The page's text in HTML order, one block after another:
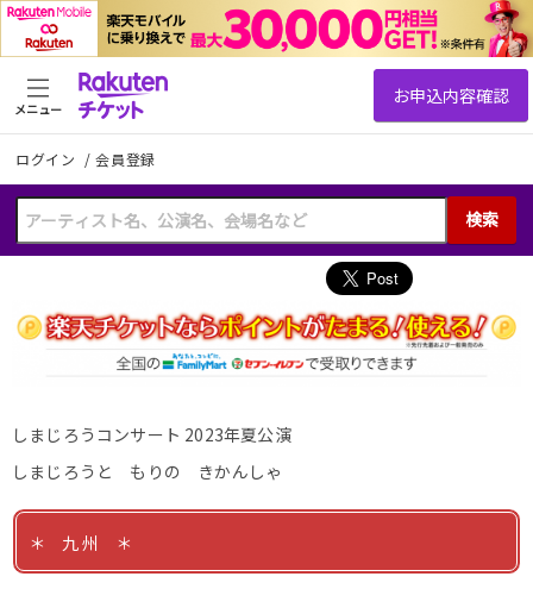
ログイン /会員登録
検索
メニュー
しまじろうコンサート 2023年夏公演
しまじろうと もりの きかんしゃ
＊ 九 州 ＊